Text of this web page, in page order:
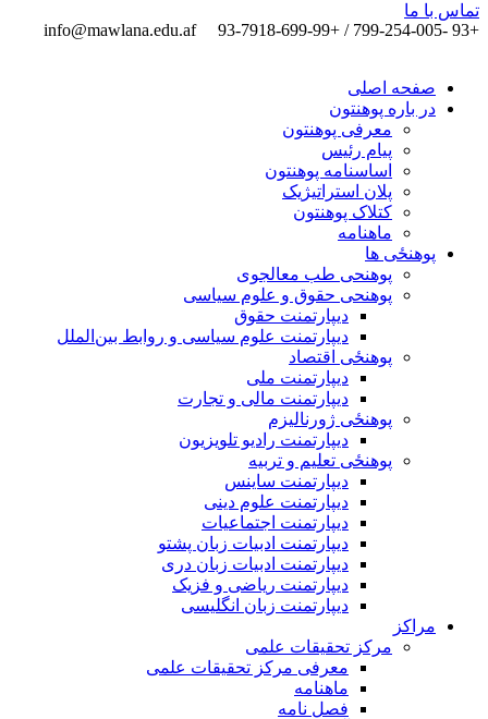
تماس ‌با ‌ما
+93 -799-254-005 / +93-7918-699-99
info@mawlana.edu.af
صفحه اصلی
در باره پوهنتون
معرفی پوهنتون
پیام رئیس
اساسنامه پوهنتون
پلان استراتیژیک
کتلاک پوهنتون
ماهنامه
پوهنځی ها
پوهنحی طب معالجوی
پوهنحی حقوق و علوم سیاسی
دیپارتمنت حقوق
دیپارتمنت علوم سیاسی و روابط بین‌الملل
پوهنځی اقتصاد
دیپارتمنت ملی
دیپارتمنت مالی و تجارت
پوهنځی ژورنالیزم
دیپارتمنت رادیو تلویزیون
پوهنځی تعلیم و تربیه
دیپارتمنت ساینس
دیپارتمنت علوم دینی
دیپارتمنت اجتماعیات
دیپارتمنت ادبیات زبان پشتو
دیپارتمنت ادبیات زبان دری
دیپارتمنت ریاضی و فزیک
دیپارتمنت زبان انگلیسی
مراکز
مرکز تحقیقات علمی
معرفی مرکز تحقیقات علمی
ماهنامه
فصل نامه